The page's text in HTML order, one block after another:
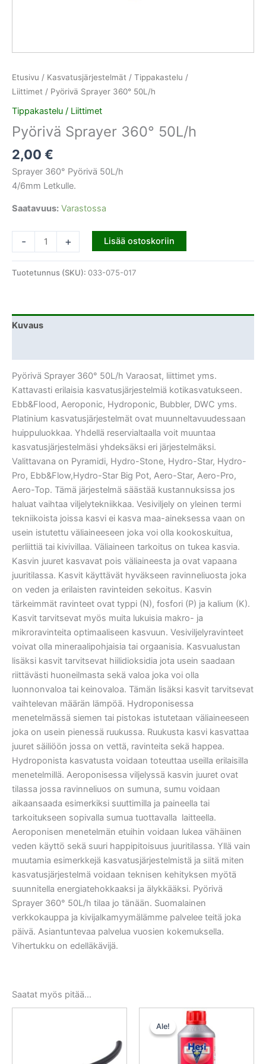
Etusivu / Kasvatusjärjestelmät / Tippakastelu /
Liittimet / Pyörivä Sprayer 360° 50L/h
Tippakastelu / Liittimet
Pyörivä Sprayer 360° 50L/h
2,00 €
Sprayer 360° Pyörivä 50L/h
4/6mm Letkulle.
Saatavuus: Varastossa
- + Lisää ostoskoriin
Tuotetunnus (SKU): 033-075-017
Kuvaus
Pyörivä Sprayer 360° 50L/h Varaosat, liittimet yms.
Kattavasti erilaisia kasvatusjärjestelmiä kotikasvatukseen.
Ebb&Flood, Aeroponic, Hydroponic, Bubbler, DWC yms.
Platinium kasvatusjärjestelmät ovat muunneltavuudessaan
huippuluokkaa. Yhdellä reservialtaalla voit muuntaa
kasvatusjärjestelmäsi yhdeksäksi eri järjestelmäksi.
Valittavana on Pyramidi, Hydro-Stone, Hydro-Star, Hydro-
Pro, Ebb&Flow,Hydro-Star Big Pot, Aero-Star, Aero-Pro,
Aero-Top. Tämä järjestelmä säästää kustannuksissa jos
haluat vaihtaa viljelytekniikkaa. Vesiviljely on yleinen termi
tekniikoista joissa kasvi ei kasva maa-aineksessa vaan on
usein istutettu väliaineeseen joka voi olla kookoskuitua,
perliittiä tai kivivillaa. Väliaineen tarkoitus on tukea kasvia.
Kasvin juuret kasvavat pois väliaineesta ja ovat vapaana
juuritilassa. Kasvit käyttävät hyväkseen ravinneliuosta joka
on veden ja erilaisten ravinteiden sekoitus. Kasvin
tärkeimmät ravinteet ovat typpi (N), fosfori (P) ja kalium (K).
Kasvit tarvitsevat myös muita lukuisia makro- ja
mikroravinteita optimaaliseen kasvuun. Vesiviljelyravinteet
voivat olla mineraalipohjaisia tai orgaanisia. Kasvualustan
lisäksi kasvit tarvitsevat hiilidioksidia jota usein saadaan
riittävästi huoneilmasta sekä valoa joka voi olla
luonnonvaloa tai keinovaloa. Tämän lisäksi kasvit tarvitsevat
vaihtelevan määrän lämpöä. Hydroponisessa
menetelmässä siemen tai pistokas istutetaan väliaineeseen
joka on usein pienessä ruukussa. Ruukusta kasvi kasvattaa
juuret säiliöön jossa on vettä, ravinteita sekä happea.
Hydroponista kasvatusta voidaan toteuttaa useilla erilaisilla
menetelmillä. Aeroponisessa viljelyssä kasvin juuret ovat
tilassa jossa ravinneliuos on sumuna, sumu voidaan
aikaansaada esimerkiksi suuttimilla ja paineella tai
tarkoitukseen sopivalla sumua tuottavalla laitteella.
Aeroponisen menetelmän etuihin voidaan lukea vähäinen
veden käyttö sekä suuri happipitoisuus juuritilassa. Yllä vain
muutamia esimerkkejä kasvatusjärjestelmistä ja siitä miten
kasvatusjärjestelmä voidaan teknisen kehityksen myötä
suunnitella energiatehokkaaksi ja älykkääksi. Pyörivä
Sprayer 360° 50L/h tilaa jo tänään. Suomalainen
verkkokauppa ja kivijalkamyymälämme palvelee teitä joka
päivä. Asiantuntevaa palvelua vuosien kokemuksella.
Vihertukku on edelläkävijä.
Saatat myös pitää...
Ale!
Ale!
Alkuperäinen
hinta
oli:
20,50 €.
on:
18,45 €.